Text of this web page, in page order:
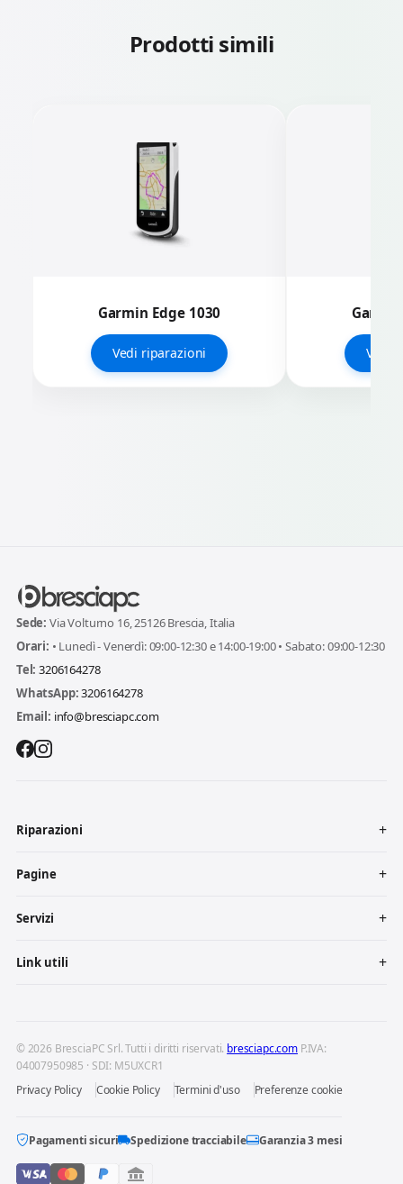
Prodotti simili
Garmin Edge 1030
Vedi riparazioni Vedi
Sede: Via Volturno 16, 25126 Brescia, Italia
Orari: • Lunedì - Venerdì: 09:00-12:30 e 14:00-19:00 • Sabato: 09:00-12:30
Tel: 3206164278
WhatsApp:3206164278
Email: info@bresciapc.com
Riparazioni
Pagine
Servizi
Link utili
© 2026 BresciaPC Srl. Tutti i diritti riservati. bresciapc.com P.IVA:
04007950985 · SDI: M5UXCR1
Privacy Policy
Cookie Policy Termini d'uso Preferenze cookie
Pagamenti sicuri Spedizione tracciabile Garanzia 3 mesi